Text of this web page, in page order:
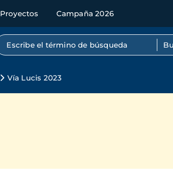
Proyectos Campaña 2026
Búsqueda por texto completo
Vía Lucis 2023